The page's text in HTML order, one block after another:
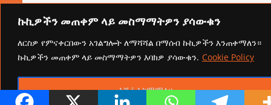
ኩኪዎችን መጠቀም ላይ መስማማትዎን ያሳውቁን
ለርስዎ የምናቀርበውን አገልግሎት ለማሻሻል በማሰብ ኩኪዎችን እንጠቀማለን።
ኩኪዎችን መጠቀም ላይ መስማማትዎን እባክዎ ያሳውቁን. Cookie Policy
እሺ፤ እስማማለሁ